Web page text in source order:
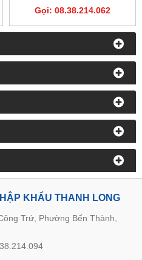
Gọi: 08.38.214.062
KHẨU THANH LONG
Trứ, Phường Bến Thành,